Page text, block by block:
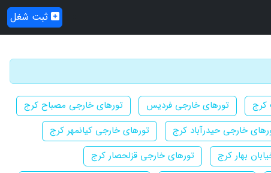
ثبت شغل
کرج تورهای خارجی فردیس
تورهای خارجی مصباح کرج
خارجی حیدرآباد کرج
تورهای خارجی کیانمهر کرج
بهار کرج
تورهای خارجی قزلحصار کرج